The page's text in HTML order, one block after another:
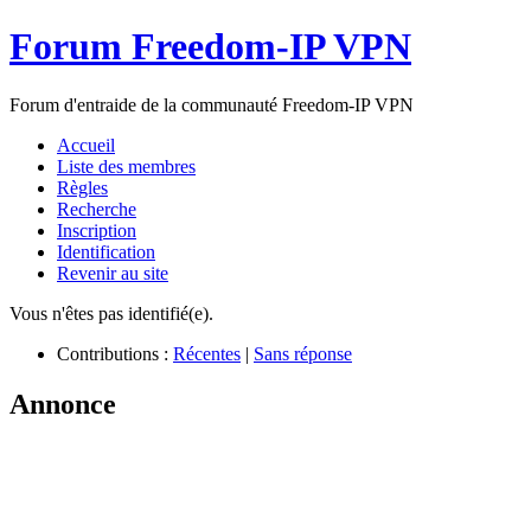
Forum Freedom-IP VPN
Forum d'entraide de la communauté Freedom-IP VPN
Accueil
Liste des membres
Règles
Recherche
Inscription
Identification
Revenir au site
Vous n'êtes pas identifié(e).
Contributions : Récentes | Sans réponse
Annonce